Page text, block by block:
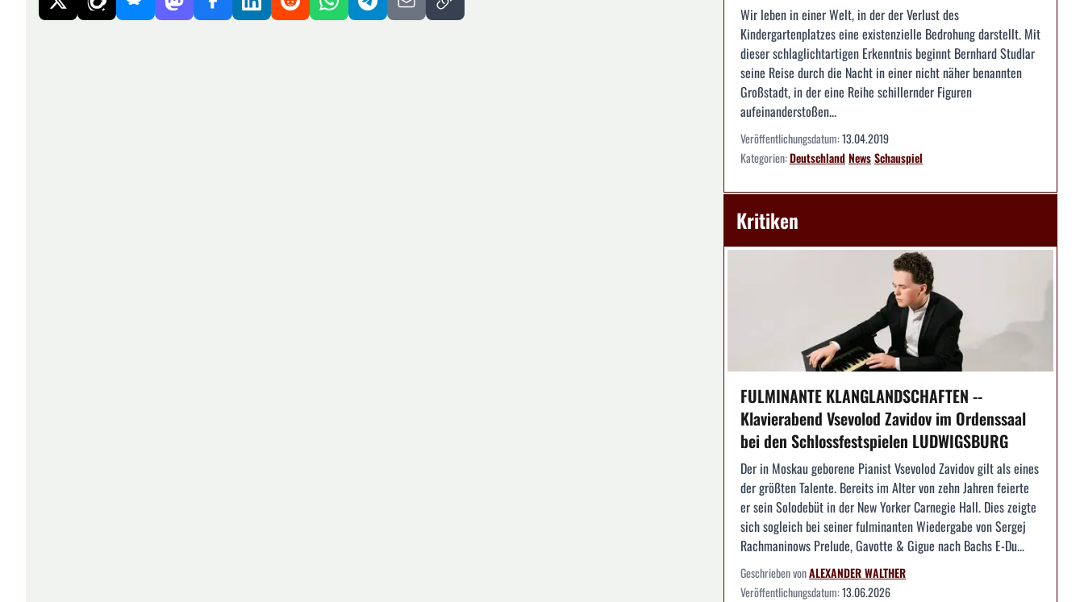
Wir leben in einer Welt, in der der Verlust des
Kindergartenplatzes eine existenzielle Bedrohung darstellt. Mit
dieser schlaglichtartigen Erkenntnis beginnt Bernhard Studlar
seine Reise durch die Nacht in einer nicht näher benannten
Großstadt, in der eine Reihe schillernder Figuren
aufeinanderstoßen...
Veröffentlichungsdatum:13.04.2019
Kategorien:DeutschlandNewsSchauspiel
Kritiken
FULMINANTE KLANGLANDSCHAFTEN --
Klavierabend Vsevolod Zavidov im Ordenssaal
bei den Schlossfestspielen LUDWIGSBURG
Der in Moskau geborene Pianist Vsevolod Zavidov gilt als eines
der größten Talente. Bereits im Alter von zehn Jahren feierte
er sein Solodebüt in der New Yorker Carnegie Hall. Dies zeigte
sich sogleich bei seiner fulminanten Wiedergabe von Sergej
Rachmaninows Prelude, Gavotte & Gigue nach Bachs E-Du...
Geschrieben vonALEXANDER WALTHER
Veröffentlichungsdatum:13.06.2026